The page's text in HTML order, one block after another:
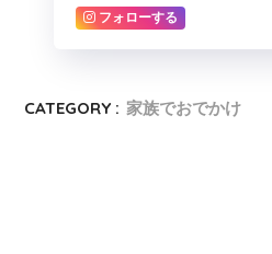
フォローする
CATEGORY : 家族でおでかけ